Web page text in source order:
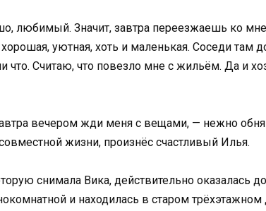
любимый. Значит, завтра переезжаешь ко
уютная, хоть и маленькая. Соседи там
что. Считаю, что повезло мне с жильём. Да и
вечером жди меня с вещами, — нежно
жизни, произнёс счастливый Илья.
снимала Вика, действительно оказалась
и находилась в старом